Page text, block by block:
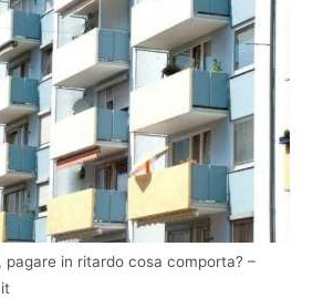
pagare in ritardo cosa comporta? –